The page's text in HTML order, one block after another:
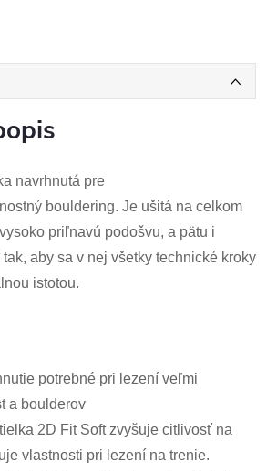
navrhnutá pre
bouldering. Je ušitá na celkom
priľnavú podošvu, a pätu i
aby sa v nej všetky technické kroky
istotou.
potrebné pri lezení veľmi
a boulderov
2D Fit Soft zvyšuje citlivosť na
vlastnosti pri lezení na trenie.